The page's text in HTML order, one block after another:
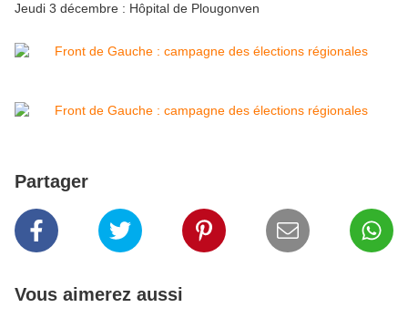
Jeudi 3 décembre : Hôpital de Plougonven
Partager
Vous aimerez aussi